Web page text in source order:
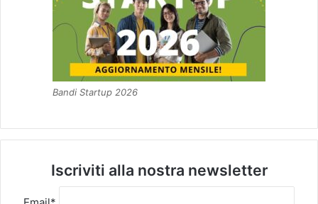
Bandi Startup 2026
Iscriviti alla nostra newsletter